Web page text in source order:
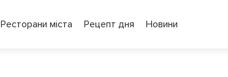
Ресторани міста Рецепт дня Новини